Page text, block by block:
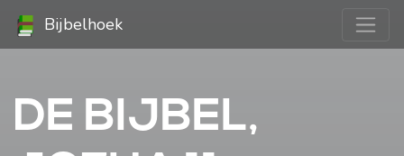
Bijbelhoek
DE BIJBEL,